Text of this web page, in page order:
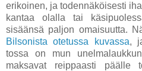
erikoinen, ja todennäköisesti
kantaa olalla tai
sisäänsä paljon omaisuutta.
Bilsonista otetussa kuvassa,
tossa on mun
maksavat reippaasti päälle